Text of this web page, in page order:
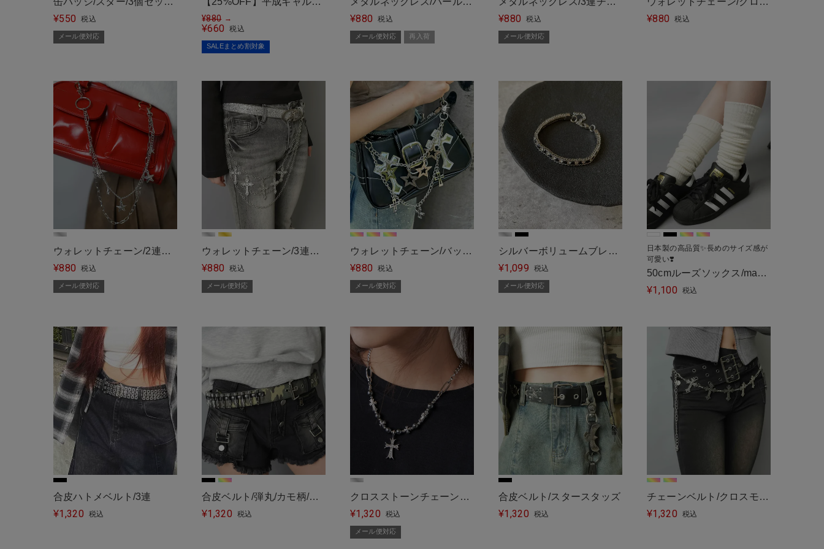
＜メール便対応＞
¥550 税込
メール便対応
★20cm/フェイクファーし
っぽキーホルダー
¥880 →
¥660 税込
SALEまとめ割対象
ッグクロス＜メール便対応
＞
¥880 税込
メール便対応 再入荷
ーン＜メール便対応＞
¥880 税込
メール便対応
3連
¥880 税込
ウォレットチェーン/2連ス
ター＜メール便対応＞
¥880 税込
メール便対応
ウォレットチェーン/3連ク
ロス＜メール便対応＞
¥880 税込
メール便対応
ウォレットチェーン/バッグ
チェーン/2連モチーフ＜メ
ール便対応＞
¥880 税込
メール便対応
シルバーボリュームブレス
レット/ラインストーン＜メ
ール便対応＞
¥1,099 税込
メール便対応
日本製の高品質✨長めのサイズ感が
可愛い❣️
50cmルーズソックス/made
in japan
¥1,100 税込
合皮ハトメベルト/3連
¥1,320 税込
合皮ベルト/弾丸/カモ柄/迷
彩柄/#ロマンスパンク
¥1,320 税込
クロスストーンチェーンネ
ックレス＜メール便対応＞
¥1,320 税込
メール便対応
合皮ベルト/スタースタッズ
¥1,320 税込
チェーンベルト/クロスモチ
ーフ2
¥1,320 税込